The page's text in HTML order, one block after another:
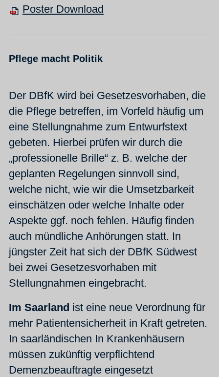
Poster Download
Pflege macht Politik
Der DBfK wird bei Gesetzesvorhaben, die
die Pflege betreffen, im Vorfeld häufig um
eine Stellungnahme zum Entwurfstext
gebeten. Hierbei prüfen wir durch die
„professionelle Brille“ z. B. welche der
geplanten Regelungen sinnvoll sind,
welche nicht, wie wir die Umsetzbarkeit
einschätzen oder welche Inhalte oder
Aspekte ggf. noch fehlen. Häufig finden
auch mündliche Anhörungen statt. In
jüngster Zeit hat sich der DBfK Südwest
bei zwei Gesetzesvorhaben mit
Stellungnahmen eingebracht.
Im Saarland ist eine neue Verordnung für
mehr Patientensicherheit in Kraft getreten.
In saarländischen In Krankenhäusern
müssen zukünftig verpflichtend
Demenzbeauftragte eingesetzt